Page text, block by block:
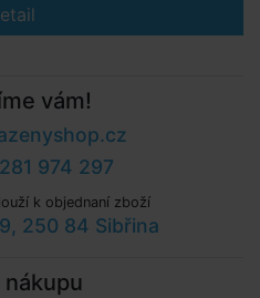
vám!
974 297
k objednaní zboží
250 84 Sibřina
nákupu